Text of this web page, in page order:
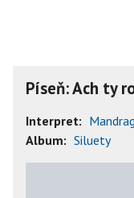
Píseň: Ach ty
Interpret:
Album: Siluety